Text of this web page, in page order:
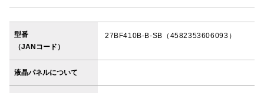
型番
（JANコード）
27BF410B-B-SB（4582353606093）
液晶パネルについて